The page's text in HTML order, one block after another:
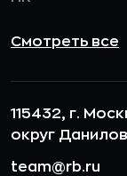
Смотреть все
115432, г.
округ
team@rb.ru